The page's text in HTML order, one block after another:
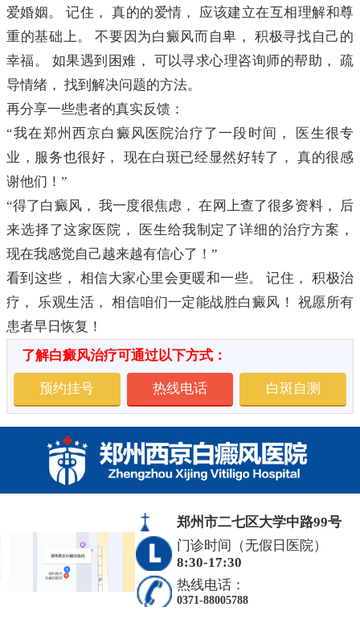
爱婚姻。 记住， 真的的爱情， 应该建立在互相理解和尊
重的基础上。 不要因为白癜风而自卑， 积极寻找自己的
幸福。 如果遇到困难， 可以寻求心理咨询师的帮助， 疏
导情绪， 找到解决问题的方法。
再分享一些患者的真实反馈：
“我在郑州西京白癜风医院治疗了一段时间， 医生很专
业，服务也很好， 现在白斑已经显然好转了， 真的很感
谢他们！”
“得了白癜风， 我一度很焦虑， 在网上查了很多资料， 后
来选择了这家医院， 医生给我制定了详细的治疗方案，
现在我感觉自己越来越有信心了！”
看到这些， 相信大家心里会更暖和一些。 记住， 积极治
疗， 乐观生活， 相信咱们一定能战胜白癜风！ 祝愿所有
患者早日恢复！
了解白癜风治疗可通过以下方式：
预约挂号 热线电话 白斑自测
郑州市二七区大学中路99号
门诊时间（无假日医院）
8:30-17:30
热线电话：
0371-88005788